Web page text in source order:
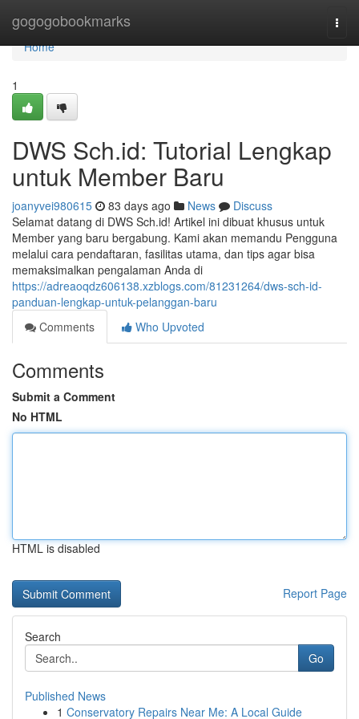
gogogobookmarks
Home
Home
1
DWS Sch.id: Tutorial Lengkap
untuk Member Baru
joanyvei980615 83 days ago News
Discuss
Selamat datang di DWS Sch.id! Artikel ini dibuat khusus untuk
Member yang baru bergabung. Kami akan memandu Pengguna
melalui cara pendaftaran, fasilitas utama, dan tips agar bisa
memaksimalkan pengalaman Anda di
https://adreaoqdz606138.xzblogs.com/81231264/dws-sch-id-
panduan-lengkap-untuk-pelanggan-baru
Comments
Who Upvoted
Comments
Submit a Comment
No HTML
HTML is disabled
Report Page
Search
Go
Published News
1 Conservatory Repairs Near Me: A Local Guide